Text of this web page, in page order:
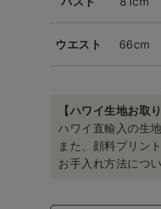
ウエスト 66cm
【ハワイ生地お取
ハワイ直輸入の生
また、顔料プリン
お手入れ方法につ